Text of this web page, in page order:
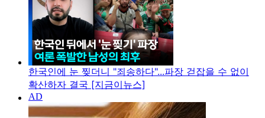
한국인에 눈 찢더니 "죄송하다"...파장 걷잡을 수 없이
확산하자 결국 [지금이뉴스]